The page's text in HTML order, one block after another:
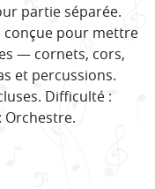
partie séparée.
pour mettre
— cornets, cors,
et percussions.
Difficulté :
Orchestre.